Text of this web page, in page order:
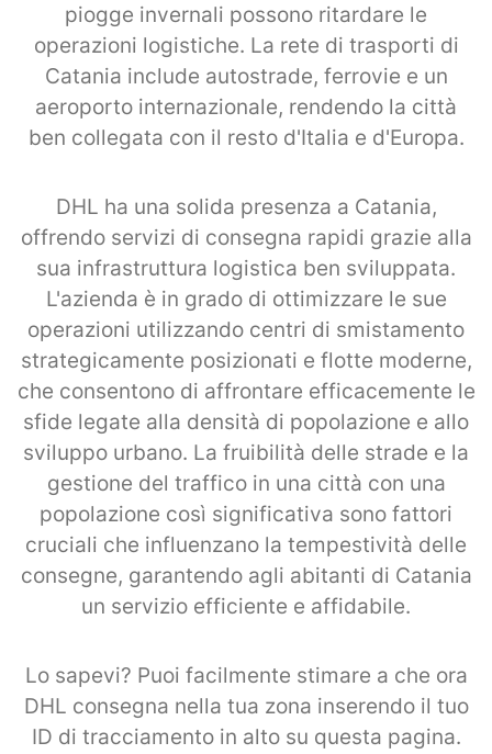
piogge invernali possono ritardare le
operazioni logistiche. La rete di trasporti di
Catania include autostrade, ferrovie e un
aeroporto internazionale, rendendo la città
ben collegata con il resto d'Italia e d'Europa.
DHL ha una solida presenza a Catania,
offrendo servizi di consegna rapidi grazie alla
sua infrastruttura logistica ben sviluppata.
L'azienda è in grado di ottimizzare le sue
operazioni utilizzando centri di smistamento
strategicamente posizionati e flotte moderne,
che consentono di affrontare efficacemente le
sfide legate alla densità di popolazione e allo
sviluppo urbano. La fruibilità delle strade e la
gestione del traffico in una città con una
popolazione così significativa sono fattori
cruciali che influenzano la tempestività delle
consegne, garantendo agli abitanti di Catania
un servizio efficiente e affidabile.
Lo sapevi? Puoi facilmente stimare a che ora
DHL consegna nella tua zona inserendo il tuo
ID di tracciamento in alto su questa pagina.